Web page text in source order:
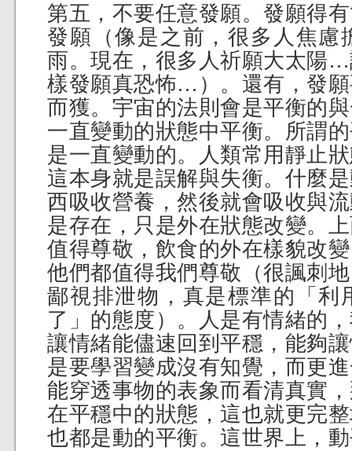
第五，不要任意發願。發願得
發願（像是之前，很多人焦慮
雨。現在，很多人祈願大太陽
樣發願真恐怖…）。還有，發
而獲。宇宙的法則會是平衡的
一直變動的狀態中平衡。所謂
是一直變動的。人類常用靜止
這本身就是誤解與失衡。什麼
西吸收營養，然後就會吸收與
是存在，只是外在狀態改變。
值得尊敬，飲食的外在樣貌改
他們都值得我們尊敬（很諷刺
鄙視排泄物，真是標準的「利
了」的態度）。人是有情緒的
讓情緒能儘速回到平穩，能夠
是要學習變成沒有知覺，而更
能穿透事物的表象而看清真實
在平穩中的狀態，這也就更完
也都是動的平衡。這世界上，